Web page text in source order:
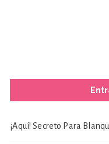
¡Aquí! Secreto Para